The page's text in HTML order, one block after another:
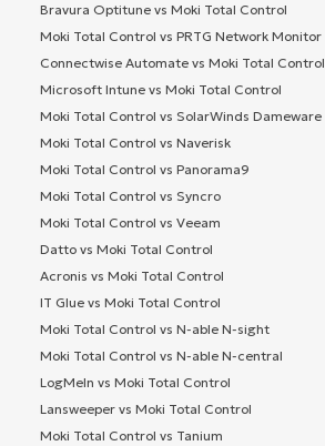
Bravura Optitune vs Moki Total Control
Moki Total Control vs PRTG Network Monitor
Connectwise Automate vs Moki Total Control
Microsoft Intune vs Moki Total Control
Moki Total Control vs SolarWinds Dameware
Moki Total Control vs Naverisk
Moki Total Control vs Panorama9
Moki Total Control vs Syncro
Moki Total Control vs Veeam
Datto vs Moki Total Control
Acronis vs Moki Total Control
IT Glue vs Moki Total Control
Moki Total Control vs N-able N-sight
Moki Total Control vs N-able N-central
LogMeIn vs Moki Total Control
Lansweeper vs Moki Total Control
Moki Total Control vs Tanium